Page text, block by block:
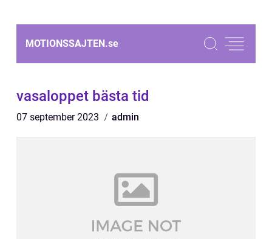
MOTIONSSAJTEN.se
vasaloppet bästa tid
07 september 2023 admin